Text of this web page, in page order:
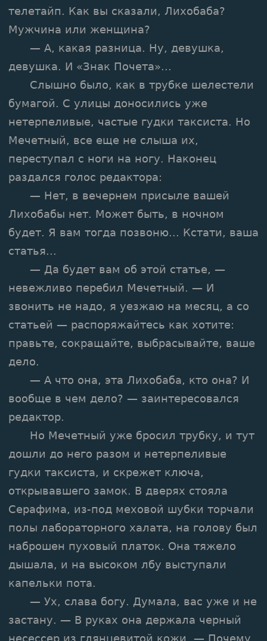
телетайп. Как вы сказали, Лихобаба?
Мужчина или женщина?
— А, какая разница. Ну, девушка,
девушка. И «Знак Почета»...
Слышно было, как в трубке шелестели
бумагой. С улицы доносились уже
нетерпеливые, частые гудки таксиста. Но
Мечетный, все еще не слыша их,
переступал с ноги на ногу. Наконец
раздался голос редактора:
— Нет, в вечернем присыле вашей
Лихобабы нет. Может быть, в ночном
будет. Я вам тогда позвоню... Кстати, ваша
статья...
— Да будет вам об этой статье, —
невежливо перебил Мечетный. — И
звонить не надо, я уезжаю на месяц, а со
статьей — распоряжайтесь как хотите:
правьте, сокращайте, выбрасывайте, ваше
дело.
— А что она, эта Лихобаба, кто она? И
вообще в чем дело? — заинтересовался
редактор.
Но Мечетный уже бросил трубку, и тут
дошли до него разом и нетерпеливые
гудки таксиста, и скрежет ключа,
открывавшего замок. В дверях стояла
Серафима, из-под меховой шубки торчали
полы лабораторного халата, на голову был
наброшен пуховый платок. Она тяжело
дышала, и на высоком лбу выступали
капельки пота.
— Ух, слава богу. Думала, вас уже и не
застану. — В руках она держала черный
несессер из глянцевитой кожи. — Почему,